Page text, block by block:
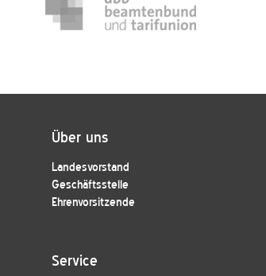
Über uns
Landesvorstand
Geschäftsstelle
Ehrenvorsitzende
Service